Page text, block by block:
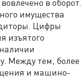
в оборот.
имущества
Цифры
изъятого
Между тем, более
и машино-